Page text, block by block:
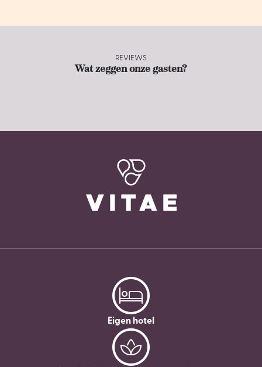
REVIEWS
Wat zeggen onze gasten?
Eigen hotel